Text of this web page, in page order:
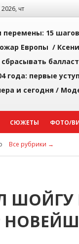
2026, чт
перемены: 15
Европы /
сбрасывать
года: первые
и сегодня /
СЮЖЕТЫ ФОТО/
Все рубрики →
ШОЙГУ